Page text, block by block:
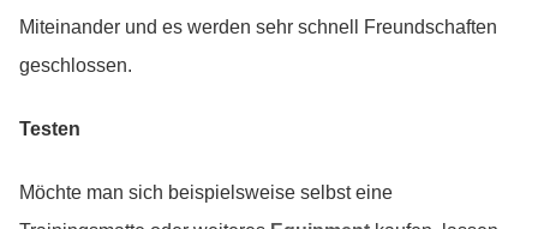
Miteinander und es werden sehr schnell Freundschaften
geschlossen.
Testen
Möchte man sich beispielsweise selbst eine